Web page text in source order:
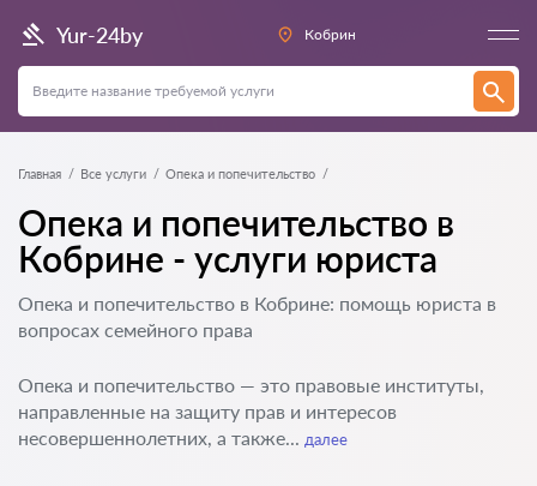
Yur-24by Кобрин
Главная Все услуги Опека и попечительство
Опека и попечительство в
Кобрине - услуги юриста
Опека и попечительство в Кобрине: помощь юриста в
вопросах семейного права
Опека и попечительство — это правовые институты,
направленные на защиту прав и интересов
несовершеннолетних, а также... далее